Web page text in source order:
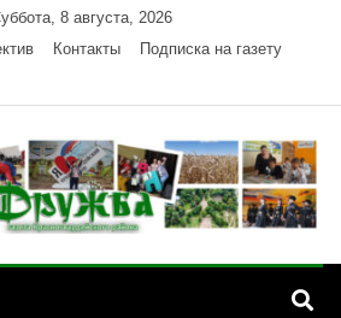
8 августа, 2026
Контакты Подписка на газету
— газета
района Республики Адыгея